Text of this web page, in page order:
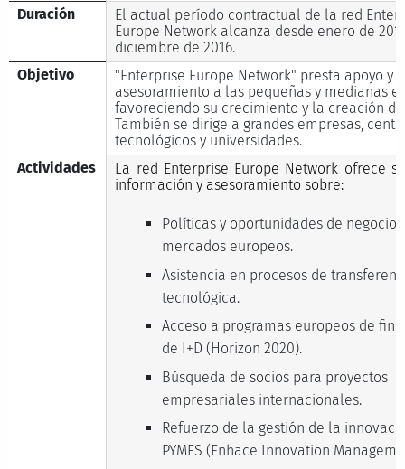
Duración
El actual período contractual de la red
Europe Network alcanza desde enero de
diciembre de 2016.
Objetivo
"Enterprise Europe Network" presta apoyo y
asesoramiento a las pequeñas y medianas
favoreciendo su crecimiento y la creación
También se dirige a grandes empresas,
tecnológicos y universidades.
Actividades
La red Enterprise Europe Network ofrece
información y asesoramiento sobre:
Políticas y oportunidades de negocio
mercados europeos.
Asistencia en procesos de
tecnológica.
Acceso a programas europeos de
de I+D (Horizon 2020).
Búsqueda de socios para proyectos
empresariales internacionales.
Refuerzo de la gestión de la
PYMES (Enhace Innovation